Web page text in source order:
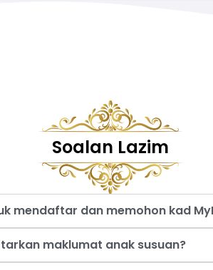
Soalan Lazim
mendaftar dan memohon kad
maklumat anak susuan?